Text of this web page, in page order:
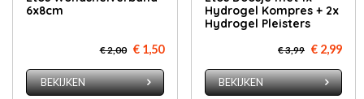
6x8cm
€ 2,00 € 1,50
BEKIJKEN
Hydrogel Kompres + 2x
Hydrogel Pleisters
€ 3,99 € 2,99
BEKIJKEN